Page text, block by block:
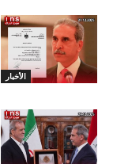
الأخبار